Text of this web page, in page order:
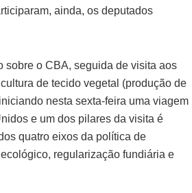
ainda, os deputados
sobre o CBA, seguida de visita aos
de tecido vegetal (produção de
nesta sexta-feira uma viagem
e um dos pilares da visita é
quatro eixos da política de
regularização fundiária e